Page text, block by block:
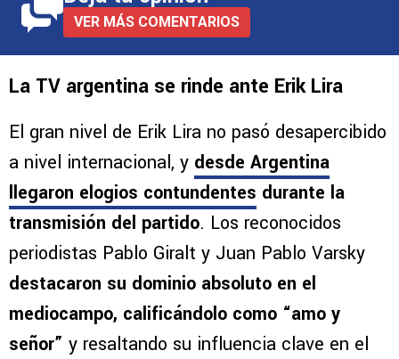
VER MÁS COMENTARIOS
La TV argentina se rinde ante Erik Lira
El gran nivel de Erik Lira no pasó desapercibido
a nivel internacional, y desde Argentina
llegaron elogios contundentes durante la
transmisión del partido. Los reconocidos
periodistas Pablo Giralt y Juan Pablo Varsky
destacaron su dominio absoluto en el
mediocampo, calificándolo como “amo y
señor” y resaltando su influencia clave en el